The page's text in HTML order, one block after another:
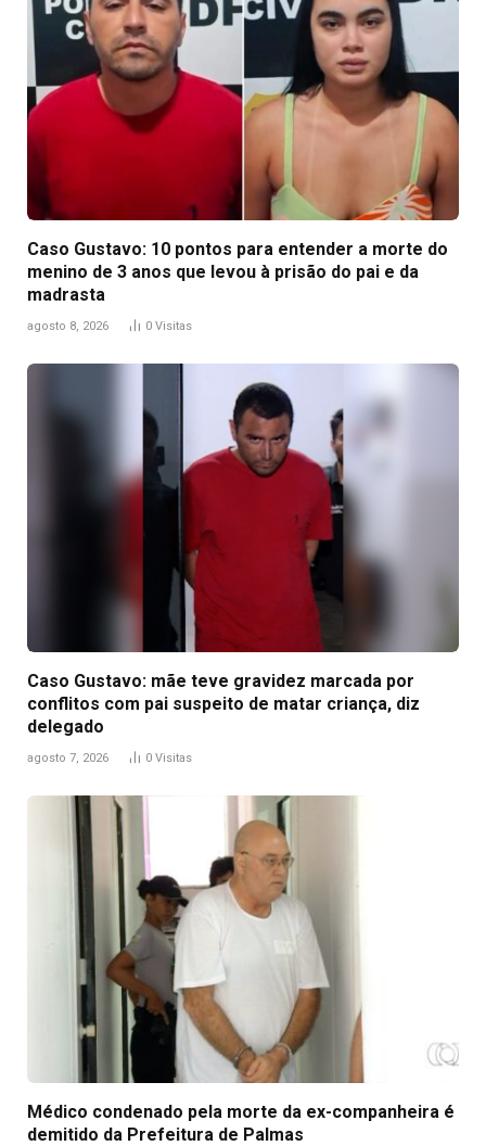
Caso Gustavo: 10 pontos para entender a morte do
menino de 3 anos que levou à prisão do pai e da
madrasta
agosto 8, 2026 0 Visitas
Caso Gustavo: mãe teve gravidez marcada por
conflitos com pai suspeito de matar criança, diz
delegado
agosto 7, 2026 0 Visitas
Médico condenado pela morte da ex-companheira é
demitido da Prefeitura de Palmas